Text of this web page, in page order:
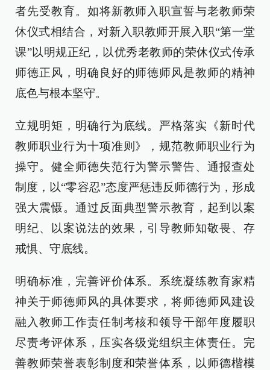
者先受教育。如将新教师入职宣誓与老教师荣
休仪式相结合，对新入职教师开展入职“第一堂
课”以明规正纪，以优秀老教师的荣休仪式传承
师德正风，明确良好的师德师风是教师的精神
底色与根本坚守。
立规明矩，明确行为底线。严格落实《新时代
教师职业行为十项准则》，规范教师职业行为
操守。健全师德失范行为警示警告、通报查处
制度，以“零容忍”态度严惩违反师德行为，形成
强大震慑。通过反面典型警示教育，起到以案
明纪、以案说法的效果，引导教师知敬畏、存
戒惧、守底线。
明确标准，完善评价体系。系统凝练教育家精
神关于师德师风的具体要求，将师德师风建设
融入教师工作责任制考核和领导干部年度履职
尽责考评体系，压实各级党组织主体责任。完
善教师荣誉表彰制度和荣誉体系，以师德楷模